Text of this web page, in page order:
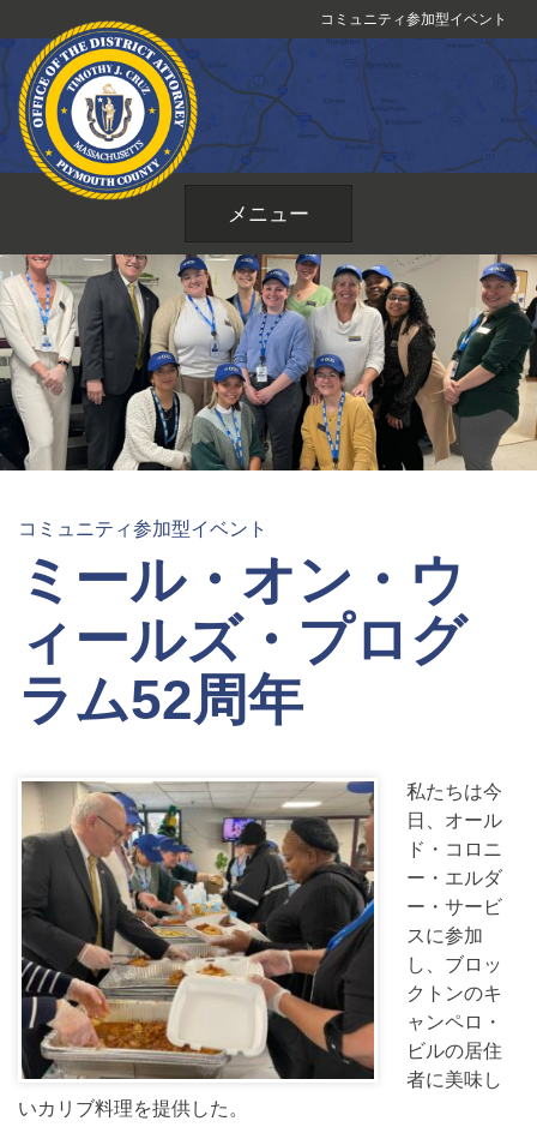
ン
テ
ツ
プ
コミュニティ参加型イベント
メニュー
コミュニティ参加型イベント
ミール・オン・ウ
ィールズ・プログ
ラム52周年
私たちは今
日、オール
ド・コロニ
ー・エルダ
ー・サービ
スに参加
し、ブロッ
クトンのキ
ャンペロ・
ビルの居住
者に美味し
いカリブ料理を提供した。